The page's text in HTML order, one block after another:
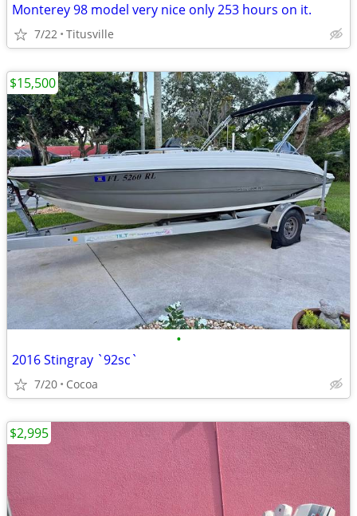
Monterey 98 model very nice only 253 hours on it.
7/22 Titusville
•
2016 Stingray `92sc`
7/20 Cocoa
$15,500
$2,995